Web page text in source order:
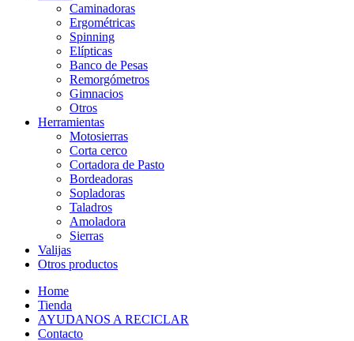
Caminadoras
Ergométricas
Spinning
Elípticas
Banco de Pesas
Remorgómetros
Gimnacios
Otros
Herramientas
Motosierras
Corta cerco
Cortadora de Pasto
Bordeadoras
Sopladoras
Taladros
Amoladora
Sierras
Valijas
Otros productos
Home
Tienda
AYUDANOS A RECICLAR
Contacto